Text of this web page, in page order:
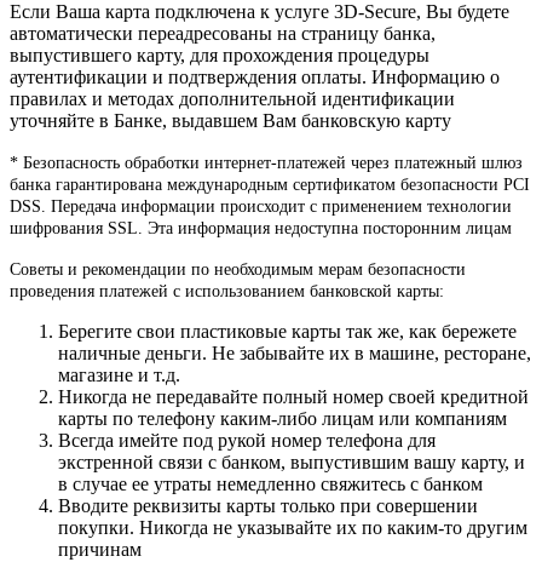
Если Ваша карта подключена к услуге 3D-Secure, Вы будете
автоматически переадресованы на страницу банка,
выпустившего карту, для прохождения процедуры
аутентификации и подтверждения оплаты. Информацию о
правилах и методах дополнительной идентификации
уточняйте в Банке, выдавшем Вам банковскую карту
* Безопасность обработки интернет-платежей через платежный шлюз
банка гарантирована международным сертификатом безопасности PCI
DSS. Передача информации происходит с применением технологии
шифрования SSL. Эта информация недоступна посторонним лицам
Советы и рекомендации по необходимым мерам безопасности
проведения платежей с использованием банковской карты:
Берегите свои пластиковые карты так же, как бережете
наличные деньги. Не забывайте их в машине, ресторане,
магазине и т.д.
Никогда не передавайте полный номер своей кредитной
карты по телефону каким-либо лицам или компаниям
Всегда имейте под рукой номер телефона для
экстренной связи с банком, выпустившим вашу карту, и
в случае ее утраты немедленно свяжитесь с банком
Вводите реквизиты карты только при совершении
покупки. Никогда не указывайте их по каким-то другим
причинам